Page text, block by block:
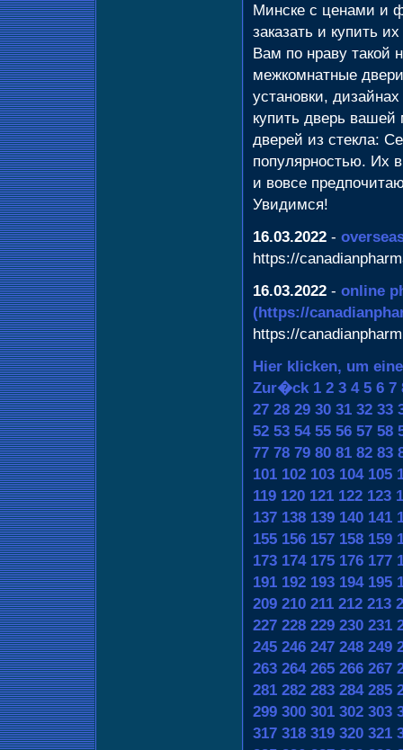
Минске с ценами и
заказать и купить
Вам по нраву такой
межкомнатные
установки,
купить дверь
дверей из стекла:
популярностью. Их
и вовсе
Увидимся!
16.03.2022 -
https://
16.03.2022 - online
(https://
https://
Hier klicken, um
Zur�ck 1 2 3 4 5 6 7
27 28 29 30 31 32 33
52 53 54 55 56 57 58
77 78 79 80 81 82 83
101 102 103 104 105
119 120 121 122 123
137 138 139 140 141
155 156 157 158 159
173 174 175 176 177
191 192 193 194 195
209 210 211 212 213
227 228 229 230 231
245 246 247 248 249
263 264 265 266 267
281 282 283 284 285
299 300 301 302 303
317 318 319 320 321